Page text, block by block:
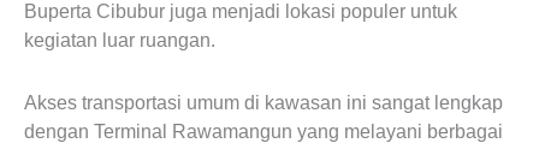
Buperta Cibubur juga menjadi lokasi populer untuk
kegiatan luar ruangan.
Akses transportasi umum di kawasan ini sangat lengkap
dengan Terminal Rawamangun yang melayani berbagai